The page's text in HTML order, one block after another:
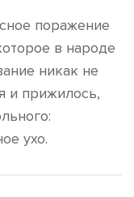
поражение
в народе
никак не
и прижилось,
ухо.